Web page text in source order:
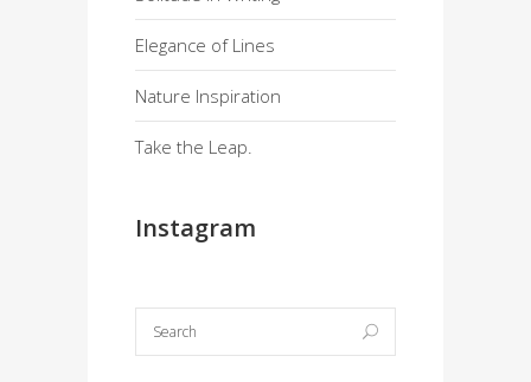
Elegance of Lines
Nature Inspiration
Take the Leap.
Instagram